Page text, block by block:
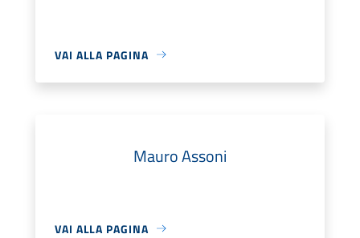
VAI ALLA PAGINA
Mauro Assoni
VAI ALLA PAGINA